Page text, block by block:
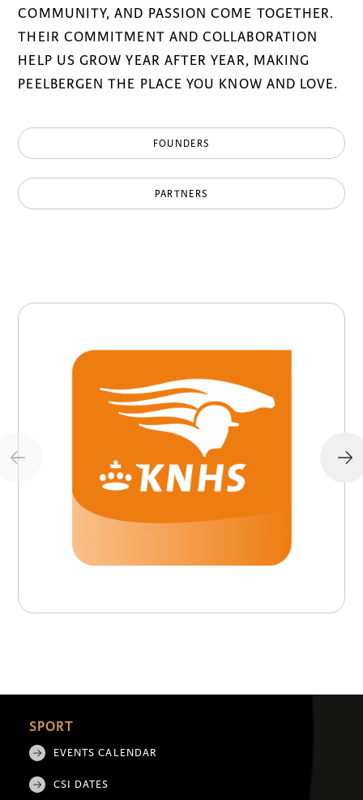
COMMUNITY, AND PASSION COME TOGETHER.
THEIR COMMITMENT AND COLLABORATION
HELP US GROW YEAR AFTER YEAR, MAKING
PEELBERGEN THE PLACE YOU KNOW AND LOVE.
FOUNDERS
PARTNERS
SPORT
EVENTS CALENDAR
CSI DATES